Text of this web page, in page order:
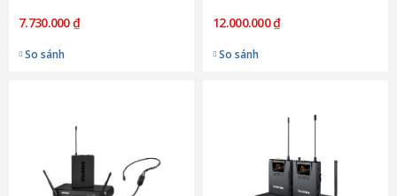
7.730.000 ₫
So sánh
12.000.000 ₫
So sánh